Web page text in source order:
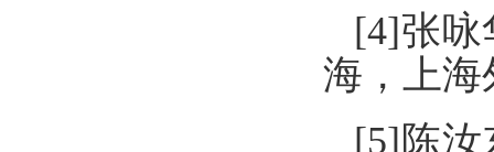
[4]张
海，上海
[5]陈